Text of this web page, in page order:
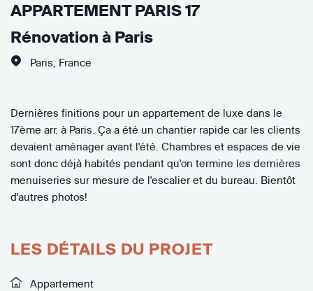
APPARTEMENT PARIS 17
Rénovation à Paris
Paris France
Dernières finitions pour un appartement de luxe dans le
17ème arr. à Paris. Ça a été un chantier rapide car les clients
devaient aménager avant l'été. Chambres et espaces de vie
sont donc déjà habités pendant qu'on termine les dernières
menuiseries sur mesure de l'escalier et du bureau. Bientôt
d'autres photos!
LES DÉTAILS DU PROJET
Appartement